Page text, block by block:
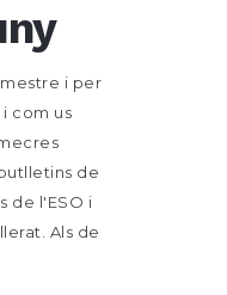
i per
com us
de
de l'ESO i
Als de